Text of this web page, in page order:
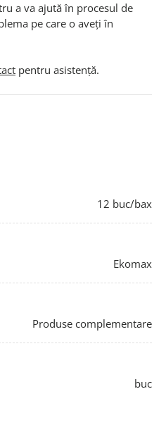
a va ajută în procesul de
pe care o aveți în
pentru asistență.
12 buc/bax
Ekomax
Produse complementare
buc